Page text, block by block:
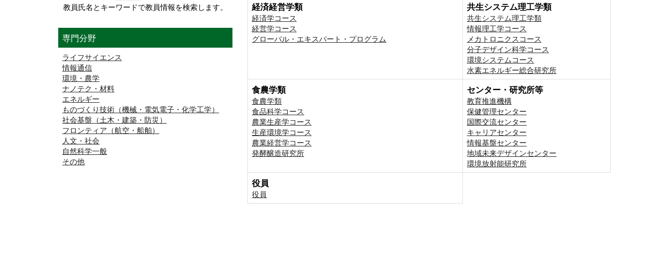
教員氏名とキーワードで教員情報を検索します。
専門分野
ライフサイエンス
情報通信
環境・農学
ナノテク・材料
エネルギー
ものづくり技術（機械・電気電子・化学工学）
社会基盤（土木・建築・防災）
フロンティア（航空・船舶）
人文・社会
自然科学一般
その他
経済経営学類
経済学コース
経営学コース
グローバル・エキスパート・プログラム
共生システム理工学類
共生システム理工学類
情報理工学コース
メカトロニクスコース
分子デザイン科学コース
環境システムコース
⽔素エネルギー総合研究所
食農学類
食農学類
食品科学コース
農業生産学コース
生産環境学コース
農業経営学コース
発酵醸造研究所
センター・研究所等
教育推進機構
保健管理センター
国際交流センター
キャリアセンター
情報基盤センター
地域未来デザインセンター
環境放射能研究所
役員
役員